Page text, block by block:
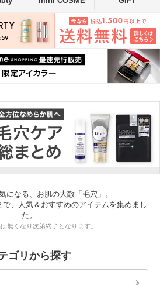
になる、お肌の大敵「毛穴」。
、人気＆おすすめのアイテムを集めまし
た。
無くなり次第終了となります。
ゴリから探す